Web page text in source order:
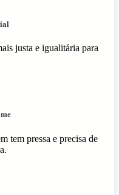
justa e igualitária para
tem pressa e precisa de